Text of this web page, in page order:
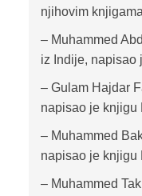
njihovim
– Muhammed
iz Indije, napisao
– Gulam Hajdar
napisao je knjigu
– Muhammed
napisao je knjigu
– Muhammed